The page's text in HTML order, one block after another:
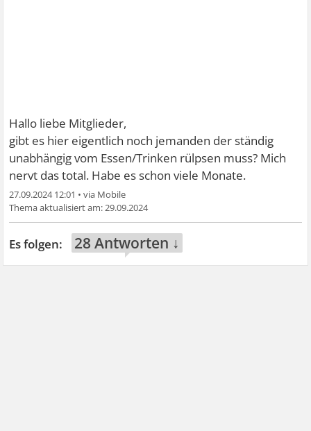
Hallo liebe Mitglieder,
gibt es hier eigentlich noch jemanden der ständig
unabhängig vom Essen/Trinken rülpsen muss? Mich
nervt das total. Habe es schon viele Monate.
27.09.2024 12:01 •
29.09.2024
28 Antworten ↓